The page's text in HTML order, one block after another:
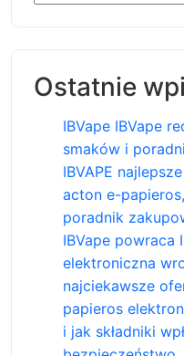
Ostatnie
IBVape IBVape
smaków i
IBVAPE
acton e-
poradnik
IBVape powraca
elektroniczna
najciekawsze
papieros
i jak składniki